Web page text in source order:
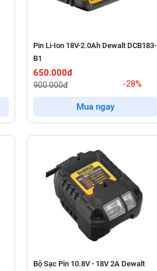
Pin Li-Ion 18V-2.0Ah Dewalt DCB183-
B1
650.000đ
900.000đ -28%
Mua ngay
Bộ Sạc Pin 10.8V - 18V 2A Dewalt